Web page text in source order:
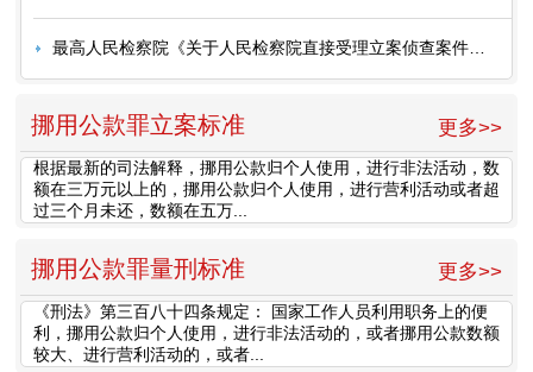
更多>>
挪用公款罪立案标准
根据最新的司法解释，挪用公款归个人使用，进行非法活动，数
额在三万元以上的，挪用公款归个人使用，进行营利活动或者超
过三个月未还，数额在五万...
更多>>
挪用公款罪量刑标准
《刑法》第三百八十四条规定： 国家工作人员利用职务上的便
利，挪用公款归个人使用，进行非法活动的，或者挪用公款数额
较大、进行营利活动的，或者...